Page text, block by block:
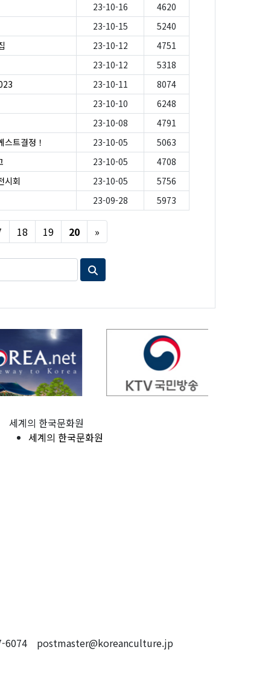
23-10-16
4620
23-10-15
5240
23-10-12
4751
23-10-12
5318
23-10-11
8074
23-10-10
6248
23-10-08
4791
트결정！ 23-10-05
5063
23-10-05
4708
시회 23-10-05
5756
23-09-28 5973
18 19 20 »
세계의 한국문화원
세계의 한국문화원
6074 postmaster@koreanculture.jp